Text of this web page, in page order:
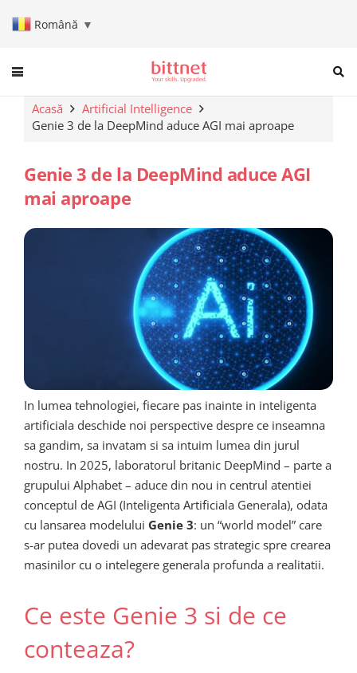
Română ▼
When autocomplete results
Acasă
Artificial Intelligence
Genie 3 de la DeepMind aduce AGI mai aproape
Genie 3 de la DeepMind aduce AGI
mai aproape
In lumea tehnologiei, fiecare pas inainte in inteligenta
artificiala deschide noi perspective despre ce inseamna
sa gandim, sa invatam si sa intuim lumea din jurul
nostru. In 2025, laboratorul britanic DeepMind – parte a
grupului Alphabet – aduce din nou in centrul atentiei
conceptul de AGI (Inteligenta Artificiala Generala), odata
cu lansarea modelului Genie 3: un “world model” care
s-ar putea dovedi un adevarat pas strategic spre crearea
masinilor cu o intelegere generala profunda a realitatii.
Ce este Genie 3 si de ce
conteaza?